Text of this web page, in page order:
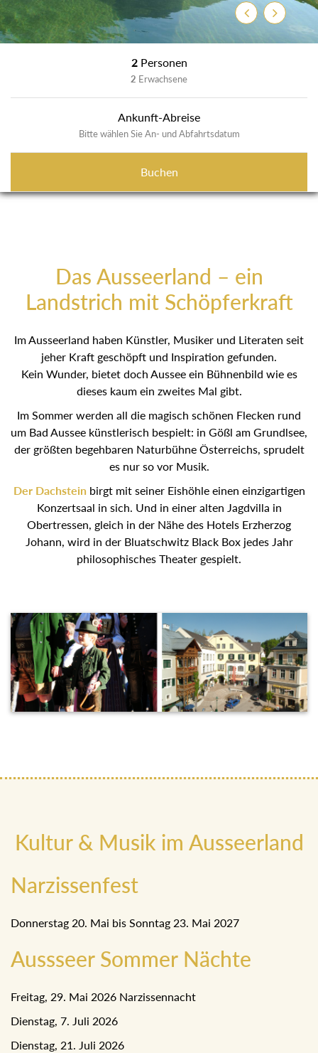
ZurückWeiter
2 Personen
2 Erwachsene
Ankunft-Abreise
Bitte wählen Sie An- und Abfahrtsdatum
Buchen
Das Ausseerland – ein
Landstrich mit Schöpferkraft
Im Ausseerland haben Künstler, Musiker und Literaten seit
jeher Kraft geschöpft und Inspiration gefunden.
Kein Wunder, bietet doch Aussee ein Bühnenbild wie es
dieses kaum ein zweites Mal gibt.
Im Sommer werden all die magisch schönen Flecken rund
um Bad Aussee künstlerisch bespielt: in Gößl am Grundlsee,
der größten begehbaren Naturbühne Österreichs, sprudelt
es nur so vor Musik.
Der Dachstein birgt mit seiner Eishöhle einen einzigartigen
Konzertsaal in sich. Und in einer alten Jagdvilla in
Obertressen, gleich in der Nähe des Hotels Erzherzog
Johann, wird in der Bluatschwitz Black Box jedes Jahr
philosophisches Theater gespielt.
Kultur & Musik im Ausseerland
Narzissenfest
Donnerstag 20. Mai bis Sonntag 23. Mai 2027
Aussseer Sommer Nächte
Freitag, 29. Mai 2026 Narzissennacht
Dienstag, 7. Juli 2026
Dienstag, 21. Juli 2026